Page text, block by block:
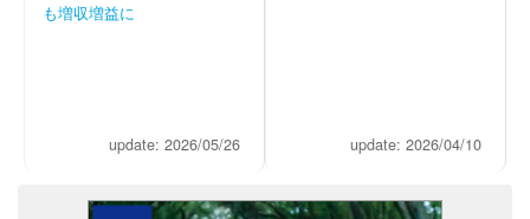
も増収増益に
update: 2026/05/26 update: 2026/04/10